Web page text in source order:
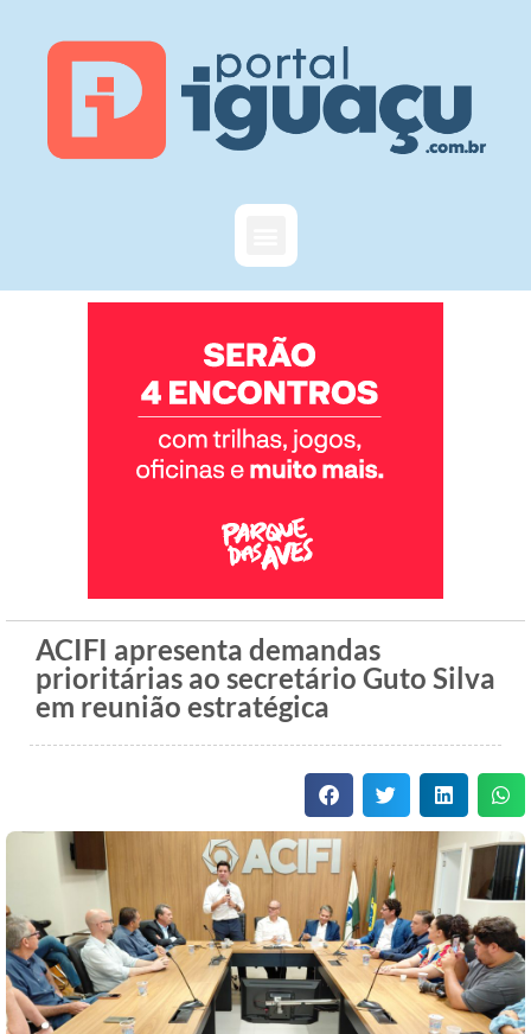
ACIFI apresenta demandas
prioritárias ao secretário Guto Silva
em reunião estratégica